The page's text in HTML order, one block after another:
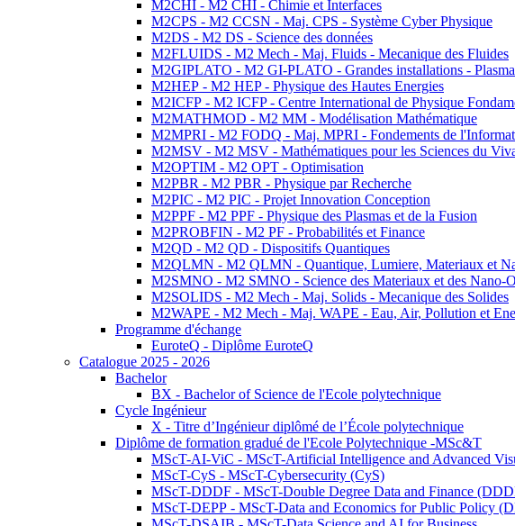
M2CHI - M2 CHI - Chimie et Interfaces
M2CPS - M2 CCSN - Maj. CPS - Système Cyber Physique
M2DS - M2 DS - Science des données
M2FLUIDS - M2 Mech - Maj. Fluids - Mecanique des Fluides
M2GIPLATO - M2 GI-PLATO - Grandes installations -
M2HEP - M2 HEP - Physique des Hautes Energies
M2ICFP - M2 ICFP - Centre International de Physique
M2MATHMOD - M2 MM - Modélisation Mathématique
M2MPRI - M2 FODQ - Maj. MPRI - Fondements de
M2MSV - M2 MSV - Mathématiques pour les Sciences du
M2OPTIM - M2 OPT - Optimisation
M2PBR - M2 PBR - Physique par Recherche
M2PIC - M2 PIC - Projet Innovation Conception
M2PPF - M2 PPF - Physique des Plasmas et de la Fusion
M2PROBFIN - M2 PF - Probabilités et Finance
M2QD - M2 QD - Dispositifs Quantiques
M2QLMN - M2 QLMN - Quantique, Lumiere, Materiaux et
M2SMNO - M2 SMNO - Science des Materiaux et des Nano-
M2SOLIDS - M2 Mech - Maj. Solids - Mecanique des Solides
M2WAPE - M2 Mech - Maj. WAPE - Eau, Air, Pollution et
Programme d'échange
EuroteQ - Diplôme EuroteQ
Catalogue 2025 - 2026
Bachelor
BX - Bachelor of Science de l'Ecole polytechnique
Cycle Ingénieur
X - Titre d’Ingénieur diplômé de l’École polytechnique
Diplôme de formation gradué de l'Ecole Polytechnique -MSc&T
MScT-AI-ViC - MScT-Artificial Intelligence and Advanced
MScT-CyS - MScT-Cybersecurity (CyS)
MScT-DDDF - MScT-Double Degree Data and Finance
MScT-DEPP - MScT-Data and Economics for Public Policy